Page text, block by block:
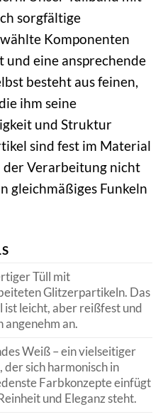
sorgfältige
Komponenten
und eine ansprechende
besteht aus feinen,
ihm seine
und Struktur
sind fest im Material
der Verarbeitung nicht
gleichmäßiges Funkeln
Tüll mit
Glitzerpartikeln. Das
ist leicht, aber reißfest und
angenehm an.
Weiß – ein vielseitiger
der sich harmonisch in
Farbkonzepte einfügt
und Eleganz steht.